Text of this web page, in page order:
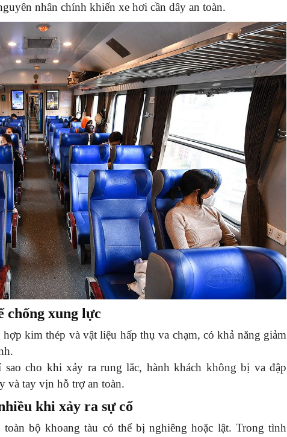
nhân chính khiến xe hơi cần dây an toàn.
chống xung lực
kim thép và vật liệu hấp thụ va chạm, có khả năng giảm
cho khi xảy ra rung lắc, hành khách không bị va đập
và tay vịn hỗ trợ an toàn.
khi xảy ra sự cố
bộ khoang tàu có thể bị nghiêng hoặc lật. Trong tình